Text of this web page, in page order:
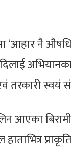
‘आहार नै
तरकारी स्वयं
आएका